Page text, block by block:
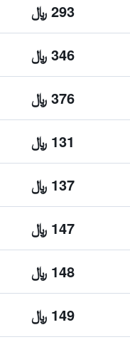
293 ﷼
346 ﷼
376 ﷼
131 ﷼
137 ﷼
147 ﷼
148 ﷼
149 ﷼